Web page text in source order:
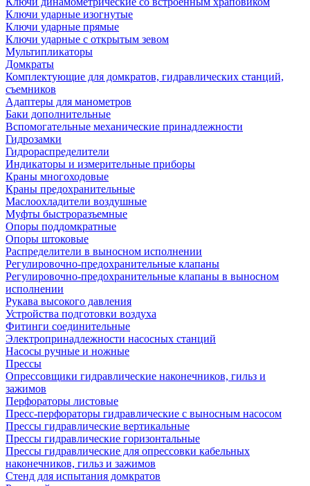
Ключи ударные изогнутые
Ключи ударные прямые
Ключи ударные с открытым зевом
Мультипликаторы
Домкраты
Комплектующие для домкратов, гидравлических станций,
съемников
Адаптеры для манометров
Баки дополнительные
Вспомогательные механические принадлежности
Гидрозамки
Гидрораспределители
Индикаторы и измерительные приборы
Краны многоходовые
Краны предохранительные
Маслоохладители воздушные
Муфты быстроразъемные
Опоры поддомкратные
Опоры штоковые
Распределители в выносном исполнении
Регулировочно-предохранительные клапаны
Регулировочно-предохранительные клапаны в выносном
исполнении
Рукава высокого давления
Устройства подготовки воздуха
Фитинги соединительные
Электропринадлежности насосных станций
Насосы ручные и ножные
Прессы
Опрессовщики гидравлические наконечников, гильз и
зажимов
Перфораторы листовые
Пресс-перфораторы гидравлические с выносным насосом
Прессы гидравлические вертикальные
Прессы гидравлические горизонтальные
Прессы гидравлические для опрессовки кабельных
наконечников, гильз и зажимов
Стенд для испытания домкратов